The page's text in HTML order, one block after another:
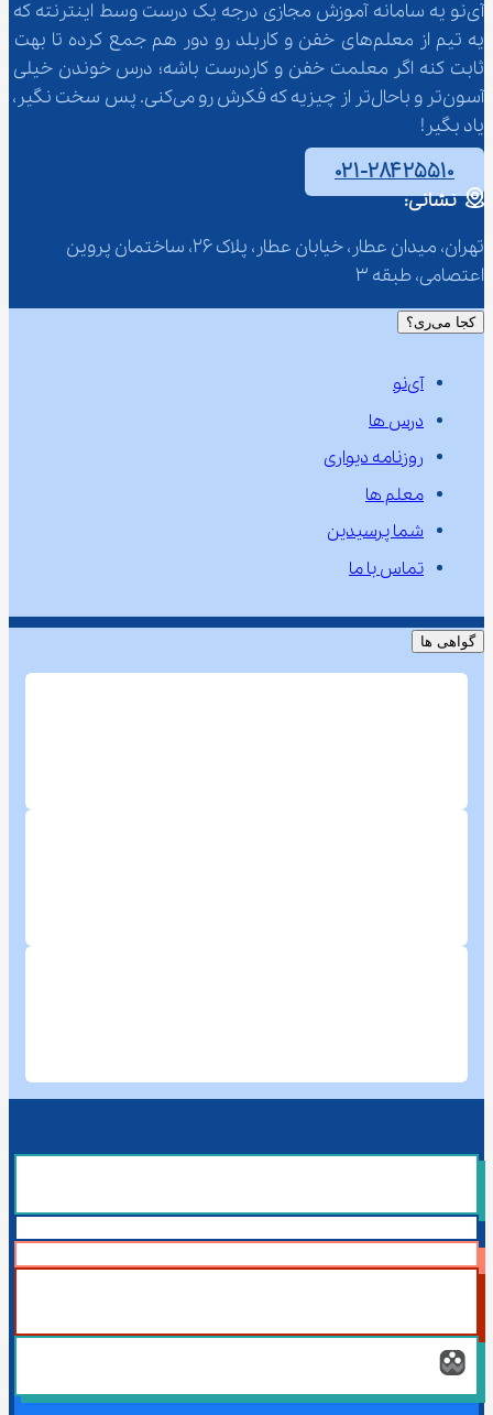
آی‌نو یه سامانه آموزش مجازی درجه یک درست وسط اینترنته که
یه تیم از معلم‌‌های خفن و کاربلد رو دور هم جمع کرده تا بهت
ثابت کنه اگر معلمت خفن و کاردرست باشه؛ درس خوندن خیلی
آسون‌تر و باحال‌تر از چیزیه که فکرش رو می‌کنی. پس سخت نگیر،
یاد بگیر!
۰۲۱-۲۸۴۲۵۵۱۰
نشانی:
تهران، میدان عطار، خیابان عطار، پلاک 26، ساختمان پروین
اعتصامی، طبقه 3
کجا می‌ری؟
آی‌نو
درس ها
روزنامه دیواری
معلم ها
شما پرسیدین
تماس با ما
گواهی ها